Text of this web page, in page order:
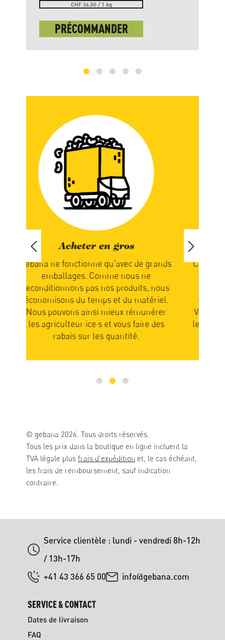
CHF 34.50 / 1 kg
PRÉCOMMANDER
Manger de saison
Chez nous, c'est la nature qui détermine
quand vous recevez votre commande.
Vous attendez donc que les produits
soient mûrs et prêts pour l’expédition.
Votre patience en sera récompensée car
les fruits et légumes sont alors pleins de
saveurs.
© gebana 2026. Tous droits réservés.
Tous les prix dans la boutique en ligne incluent la
TVA légale plus frais d'expédition et, le cas échéant,
les frais de remboursement, sauf indication
contraire.
Service clientèle : lundi - vendredi 8h-12h
/ 13h-17h
+41 43 366 65 00
info@gebana.com
SERVICE & CONTACT
Dates de livraison
FAQ